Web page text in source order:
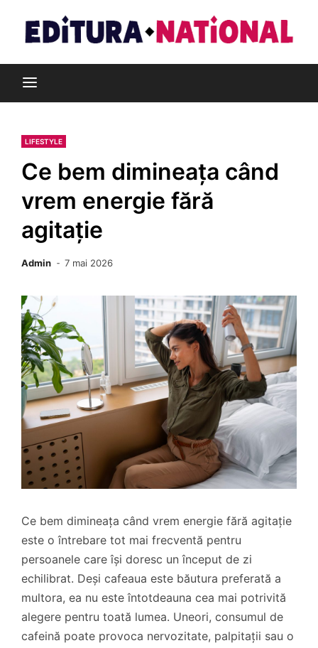
content
Editura Național
LIFESTYLE
Ce bem dimineața când
vrem energie fără
agitație
Admin 7 mai 2026
Ce bem dimineața când vrem energie fără agitație
este o întrebare tot mai frecventă pentru
persoanele care își doresc un început de zi
echilibrat. Deși cafeaua este băutura preferată a
multora, ea nu este întotdeauna cea mai potrivită
alegere pentru toată lumea. Uneori, consumul de
cafeină poate provoca nervozitate, palpitații sau o